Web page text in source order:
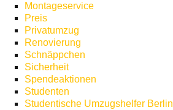
Montageservice
Preis
Privatumzug
Renovierung
Schnäppchen
Sicherheit
Spendeaktionen
Studenten
Studentische Umzugshelfer Berlin